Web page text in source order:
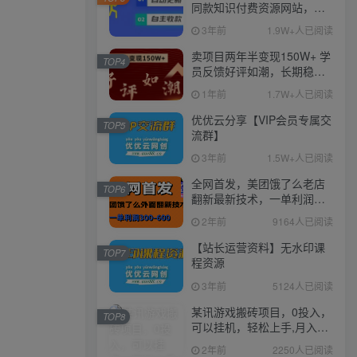
同款知识付费资源网站，实
现长期稳定被动收入~
3年前 1.9W+人已阅读
卖项目两年半变现150W+ 学
员反馈好评如潮，长期稳定
变现，可以一直干到老！
1年前 1.7W+人已阅读
TOP4
优优云分享【VIP会员专属交
流群】
3年前 1.5W+人已阅读
TOP5
全网首发，美团饿了么老店
翻新最新技术，一单利润
300-600
2年前 9164人已阅读
TOP6
【站长运营资料】无水印课
程资源
3年前 5124人已阅读
TOP7
某讯游戏搬砖项目，0投入，
可以挂机，轻松上手,月入
3000+上不封顶
2年前 2250人已阅读
TOP8